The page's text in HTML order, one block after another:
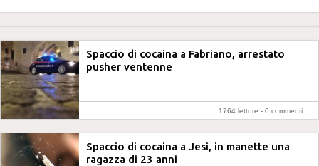
Spaccio di cocaina a Fabriano, arrestato
pusher ventenne
1764 letture - 0 commenti
Spaccio di cocaina a Jesi, in manette una
ragazza di 23 anni